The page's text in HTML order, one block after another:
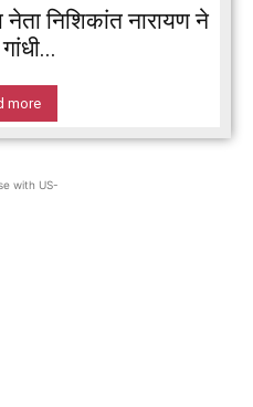
निशिकांत नारायण ने
more
with US-